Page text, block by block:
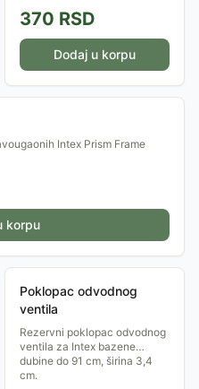
370 RSD
Dodaj u korpu
Intex Prism Frame
korpu
Poklopac odvodnog
ventila
Rezervni poklopac odvodnog
ventila za Intex bazene
dubine do 91 cm, širina 3,4
cm.